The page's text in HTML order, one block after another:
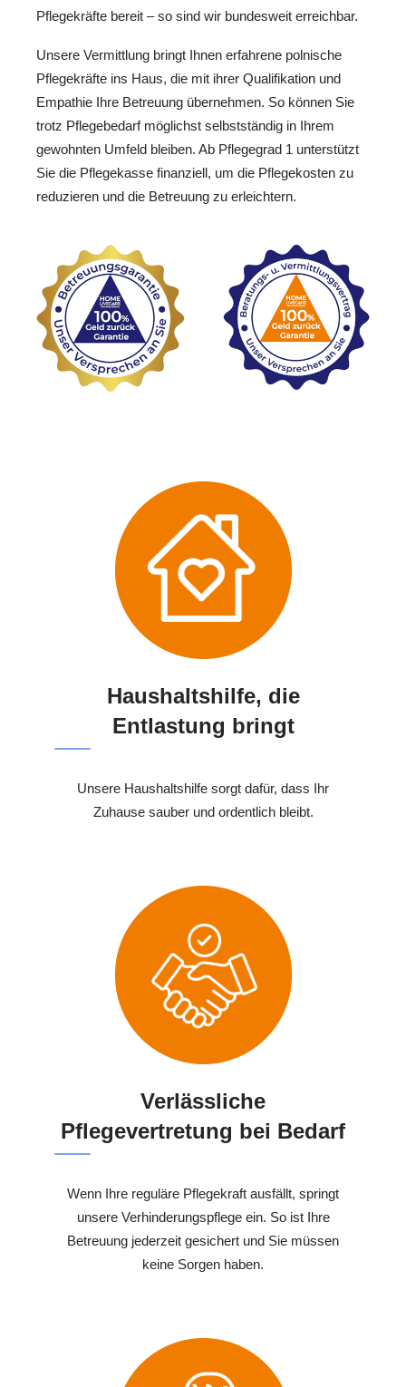
Pflegekräfte bereit – so sind wir bundesweit erreichbar.
Unsere Vermittlung bringt Ihnen erfahrene polnische
Pflegekräfte ins Haus, die mit ihrer Qualifikation und
Empathie Ihre Betreuung übernehmen. So können Sie
trotz Pflegebedarf möglichst selbstständig in Ihrem
gewohnten Umfeld bleiben. Ab Pflegegrad 1 unterstützt
Sie die Pflegekasse finanziell, um die Pflegekosten zu
reduzieren und die Betreuung zu erleichtern.
Haushaltshilfe, die
Entlastung bringt
Unsere Haushaltshilfe sorgt dafür, dass Ihr
Zuhause sauber und ordentlich bleibt.
Verlässliche
Pflegevertretung bei Bedarf
Wenn Ihre reguläre Pflegekraft ausfällt, springt
unsere Verhinderungspflege ein. So ist Ihre
Betreuung jederzeit gesichert und Sie müssen
keine Sorgen haben.